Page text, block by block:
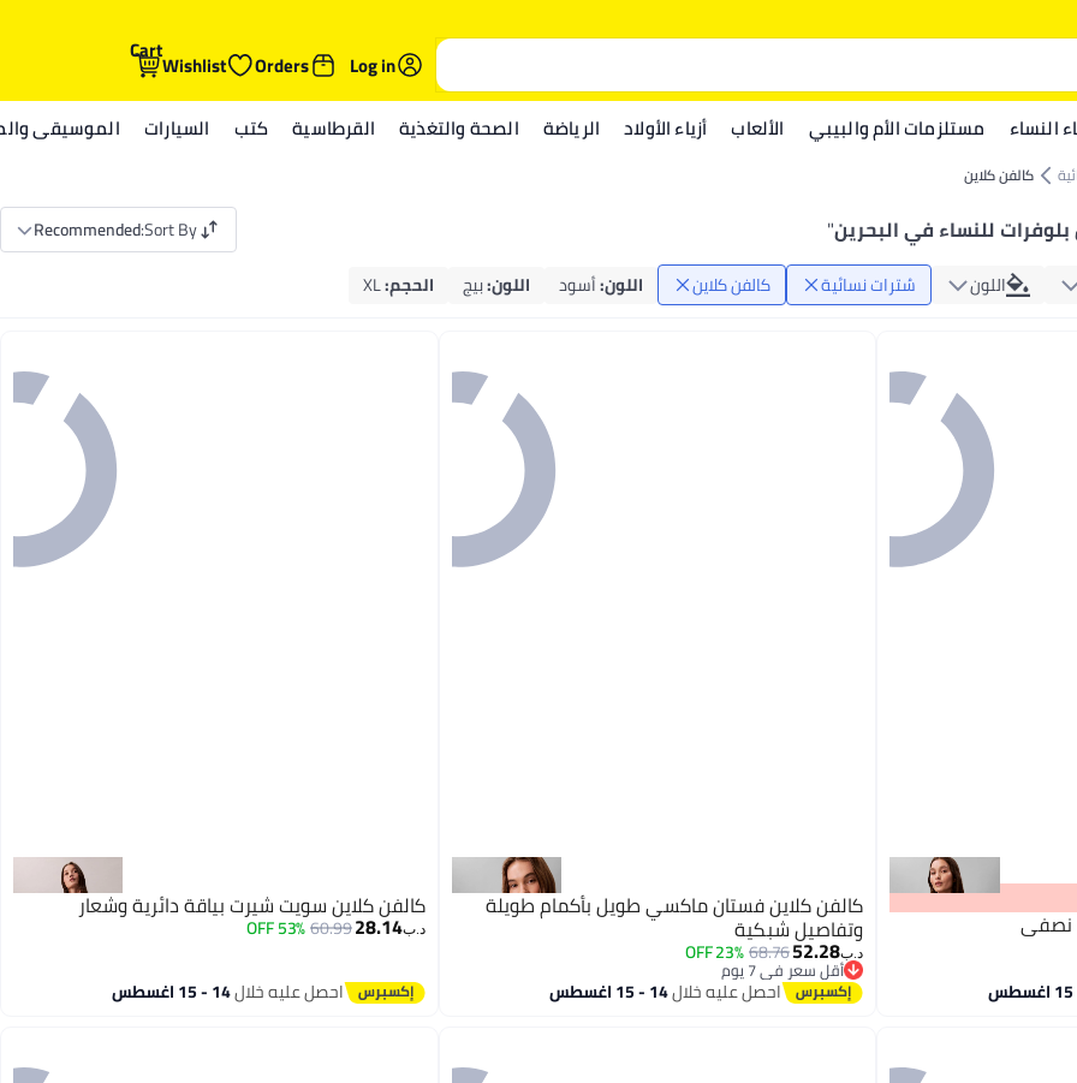
Log in
Orders
Wishlist
Cart
النساء مستلزمات الأم والبيبي الألعاب أزياء الأولاد الرياضة الصحة والتغذية القرطاسية كتب السيارات الموسيقى
كالفن كلاين
للنساء في البحرين"
Sort By
:
Recommended
اللون سُترات نسائية كالفن كلاين اللون:أسود اللون:بيج الحجم:
XL
نصفي
كالفن كلاين فستان ماكسي طويل بأكمام طويلة
وتفاصيل شبكية
د.ب‏52.28
68.76
23% OFF
أقل سعر في 7 يوم
أقل سعر في 7 يوماحصل عليه خلال14 - 15 اغسطس
كالفن كلاين سويت شيرت بياقة دائرية وشعار
د.ب‏28.14
60.99
53% OFF
احصل عليه خلال14 - 15 اغسطس